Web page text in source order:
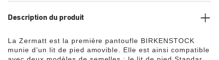
Description du produit
La Zermatt est la première pantoufle BIRKENSTOCK
munie d’un lit de pied amovible. Elle est ainsi compatible